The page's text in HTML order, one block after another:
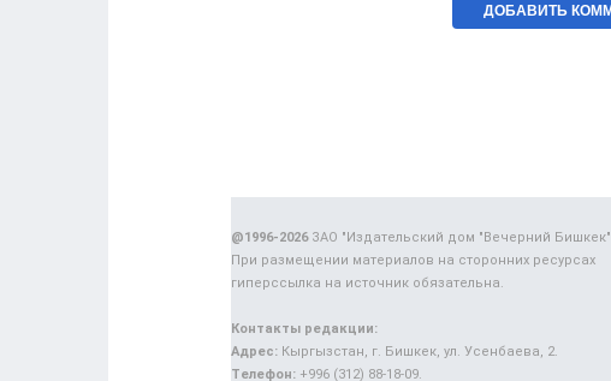
@1996-2026ЗАО "Издательский дом "Вечерний Бишкек"
При размещении материалов на сторонних ресурсах
гиперссылка на источник обязательна.
Контакты редакции:
Адрес: Кыргызстан, г. Бишкек, ул. Усенбаева, 2.
Телефон: +996 (312) 88-18-09.